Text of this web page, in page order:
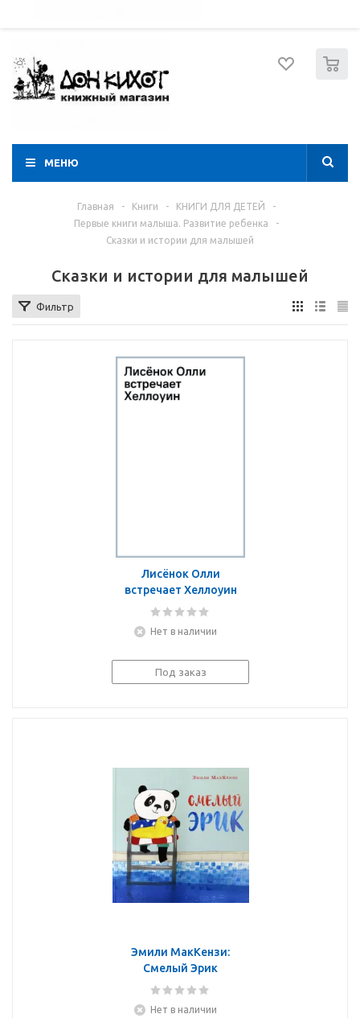
МЕНЮ
Главная - Книги - КНИГИ ДЛЯ ДЕТЕЙ
-
Первые книги малыша. Развитие ребенка
-
Сказки и истории для малышей
Сказки и истории для малышей
Фильтр
Лисёнок Олли
встречает Хеллоуин
Нет в наличии
Под заказ
Эмили МакКензи:
Смелый Эрик
Нет в наличии